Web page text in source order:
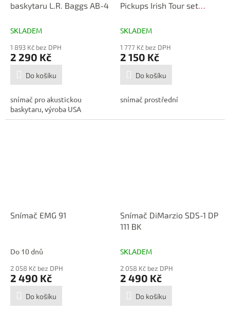
baskytaru L.R. Baggs AB-4
SKLADEM
1 893 Kč bez DPH
2 290 Kč
Do košíku
snímač pro akustickou
baskytaru, výroba USA
Pickups Irish Tour set
SKLADEM
1 777 Kč bez DPH
2 150 Kč
Do košíku
snímač prostřední
Snímač EMG 91
Do 10 dnů
2 058 Kč bez DPH
2 490 Kč
Do košíku
Snímač DiMarzio SDS-1 DP
111 BK
SKLADEM
2 058 Kč bez DPH
2 490 Kč
Do košíku